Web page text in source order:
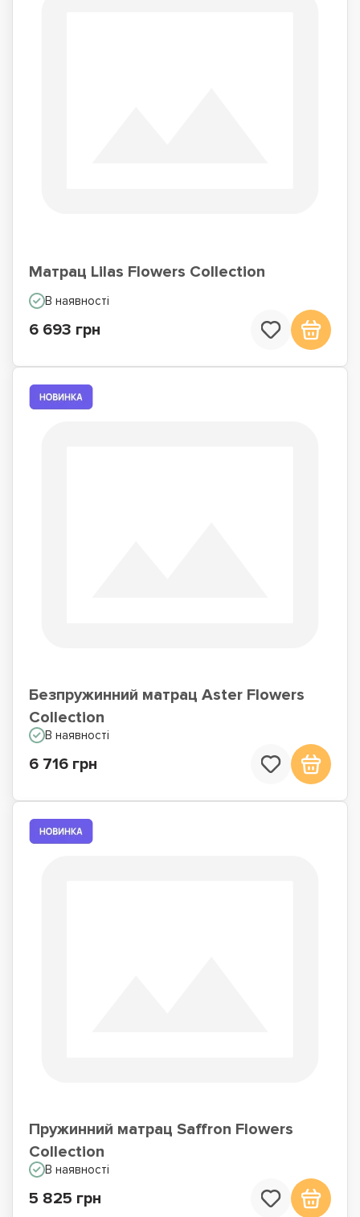
Матрац Lilas Flowers Collection
В наявності
6 693 грн
Безпружинний матрац Aster Flowers
Collection
В наявності
6 716 грн
Пружинний матрац Saffron Flowers
Collection
В наявності
5 825 грн